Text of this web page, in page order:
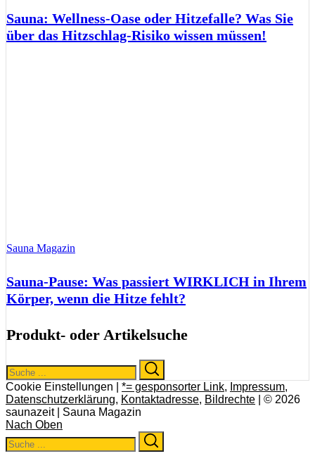
Sauna: Wellness-Oase oder Hitzefalle? Was Sie
über das Hitzschlag-Risiko wissen müssen!
Sauna Magazin
Sauna-Pause: Was passiert WIRKLICH in Ihrem
Körper, wenn die Hitze fehlt?
Produkt- oder Artikelsuche
Search
for:
Cookie Einstellungen | *= gesponsorter Link, Impressum,
Datenschutzerklärung, Kontaktadresse, Bildrechte | © 2026
saunazeit | Sauna Magazin
Nach Oben
Search
for: